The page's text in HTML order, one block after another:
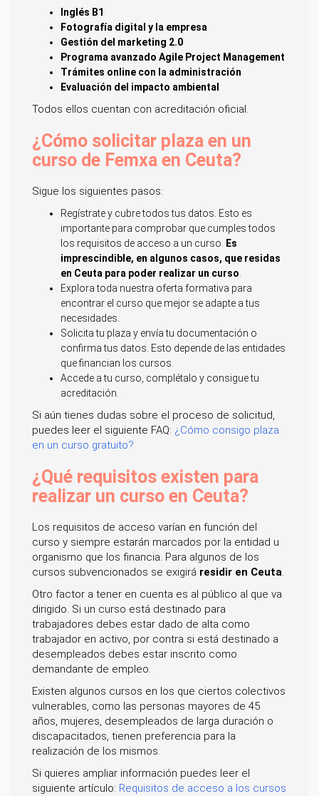
Inglés B1
Fotografía digital y la empresa
Gestión del marketing 2.0
Programa avanzado Agile Project Management
Trámites online con la administración
Evaluación del impacto ambiental
Todos ellos cuentan con acreditación oficial.
¿Cómo solicitar plaza en un
curso de Femxa en Ceuta?
Sigue los siguientes pasos:
Regístrate y cubre todos tus datos. Esto es
importante para comprobar que cumples todos
los requisitos de acceso a un curso.
Es
imprescindible, en algunos casos, que residas
en Ceuta para poder realizar un curso
Explora toda nuestra oferta formativa para
encontrar el curso que mejor se adapte a tus
necesidades.
Solicita tu plaza y envía tu documentación o
confirma tus datos. Esto depende de las entidades
que financian los cursos.
Accede a tu curso, complétalo y consigue tu
acreditación.
Si aún tienes dudas sobre el proceso de solicitud,
puedes leer el siguiente FAQ: ¿Cómo consigo plaza
en un curso gratuito?
¿Qué requisitos existen para
realizar un curso en Ceuta?
Los requisitos de acceso varían en función del
curso y siempre estarán marcados por la entidad u
organismo que los financia. Para algunos de los
cursos subvencionados se exigirá residir en Ceuta.
Otro factor a tener en cuenta es al público al que va
dirigido. Si un curso está destinado para
trabajadores debes estar dado de alta como
trabajador en activo, por contra si está destinado a
desempleados debes estar inscrito como
demandante de empleo.
Existen algunos cursos en los que ciertos colectivos
vulnerables, como las personas mayores de 45
años, mujeres, desempleados de larga duración o
discapacitados, tienen preferencia para la
realización de los mismos.
Si quieres ampliar información puedes leer el
siguiente artículo: Requisitos de acceso a los cursos